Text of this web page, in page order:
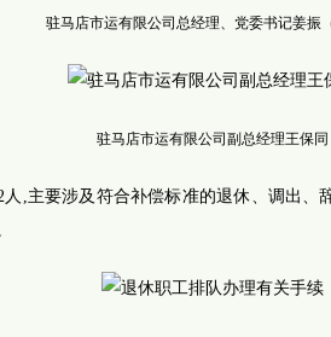
驻马店市运有限公司总经理、党委书记姜振
驻马店市运有限公司副总经理王保同
主要涉及符合补偿标准的退休、调出、